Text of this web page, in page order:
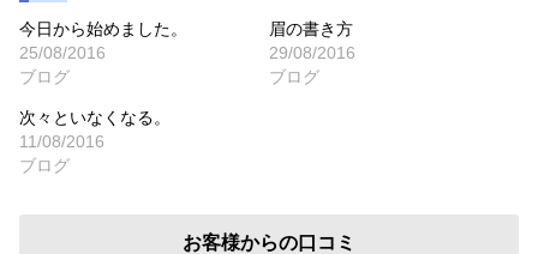
今日から始めました。
25/08/2016
ブログ
眉の書き方
29/08/2016
ブログ
次々といなくなる。
11/08/2016
ブログ
お客様からの口コミ